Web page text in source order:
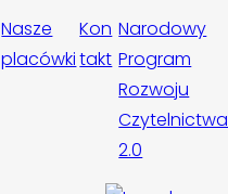
Nasze
placówki
Kon
takt
Narodowy
Program
Rozwoju
Czytelnictwa
2.0